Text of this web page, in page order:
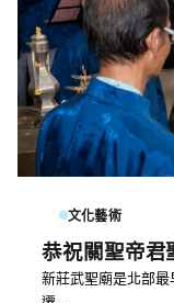
文化藝術
恭祝關聖帝君
新莊武聖廟是北部